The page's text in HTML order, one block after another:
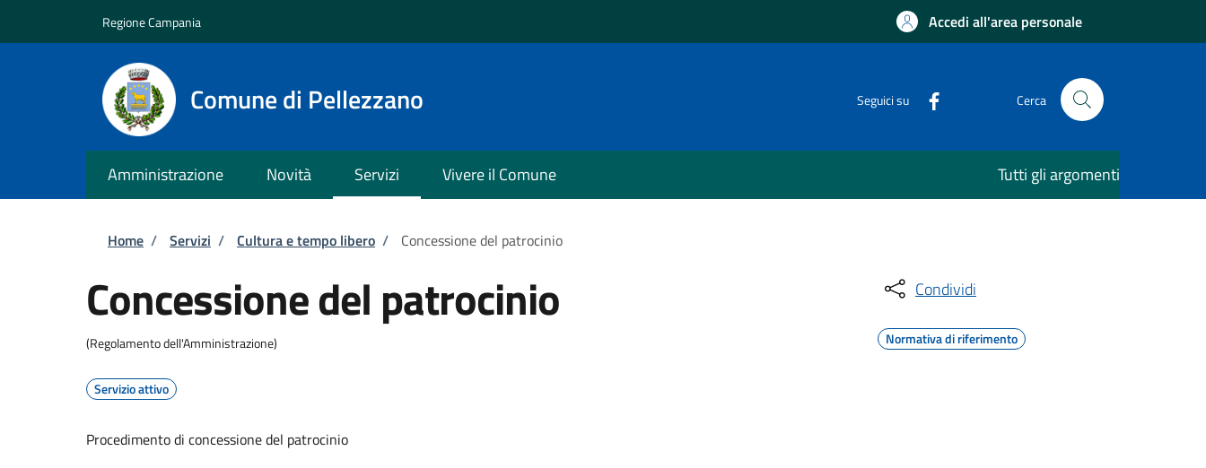
Regione Campania Accedi all'area personale
Comune di Pellezzano Seguici su Cerca
Amministrazione Novità Servizi Vivere il Comune Tutti gli argomenti
Briciole di pane
Home / Servizi / Cultura e tempo libero / Concessione del patrocinio
Concessione del patrocinio
(Regolamento dell'Amministrazione)
Servizio attivo
Procedimento di concessione del patrocinio
Condividi
Normativa di riferimento